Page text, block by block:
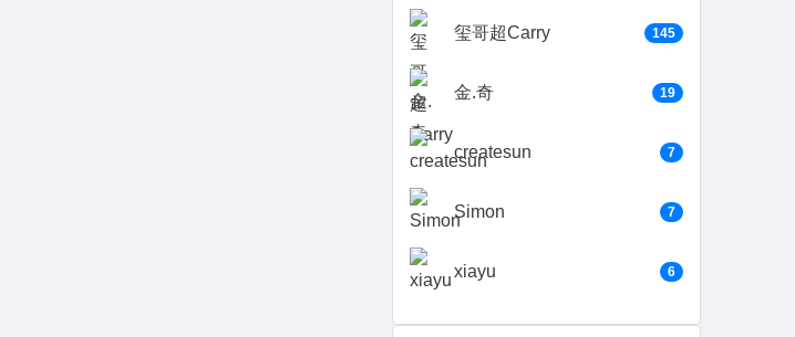
玺哥超Carry 145
金.奇 19
createsun 7
Simon 7
xiayu 6